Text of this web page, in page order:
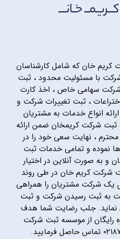
خان که شامل کارشناسان
با مسئولیت محدود ، ثبت
سهامی خاص ، اخذ کارت
، ثبت تغییرات شرکت و
انواع خدمات به مشتریان
ثبت شرکت کریمخان ضمن ارائه
محترم ، نهایت سعی خود را در
نموده و تمامی خدمات ثبت
و به صورت آنلاین در اختیار
شرکت کریم خان در طی روند
یک شرکت مشتریان را همراهی
به ثبت رسیدن شرکت و ثبت
نماید. جلب رضایت شما هدف
از موسسه ثبت شرکت